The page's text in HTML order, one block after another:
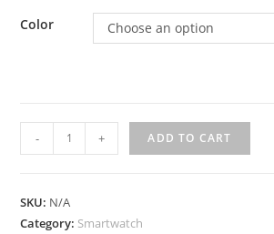
Color Choose an option
- + ADD TO CART
SKU: N/A
Category: Smartwatch